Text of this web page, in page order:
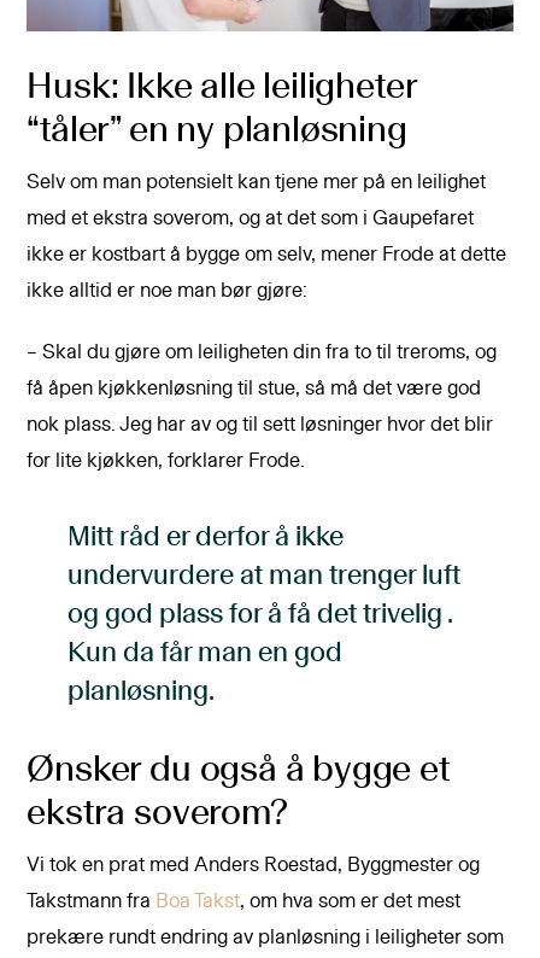
Husk: Ikke alle leiligheter
“tåler” en ny planløsning
Selv om man potensielt kan tjene mer på en leilighet
med et ekstra soverom, og at det som i Gaupefaret
ikke er kostbart å bygge om selv, mener Frode at dette
ikke alltid er noe man bør gjøre:
– Skal du gjøre om leiligheten din fra to til treroms, og
få åpen kjøkkenløsning til stue, så må det være god
nok plass. Jeg har av og til sett løsninger hvor det blir
for lite kjøkken, forklarer Frode.
Mitt råd er derfor å ikke
undervurdere at man trenger luft
og god plass for å få det trivelig .
Kun da får man en god
planløsning.
Ønsker du også å bygge et
ekstra soverom?
Vi tok en prat med Anders Roestad, Byggmester og
Takstmann fra Boa Takst, om hva som er det mest
prekære rundt endring av planløsning i leiligheter som